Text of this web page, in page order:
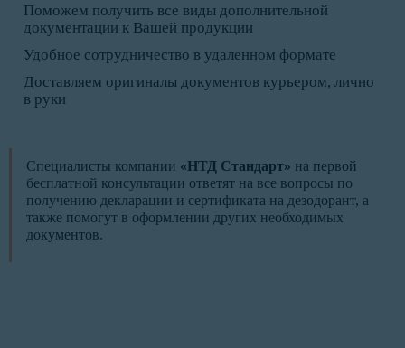
Поможем получить все виды дополнительной
документации к Вашей продукции
Удобное сотрудничество в удаленном формате
Доставляем оригиналы документов курьером, лично
в руки
Специалисты компании «НТД Стандарт» на первой
бесплатной консультации ответят на все вопросы по
получению декларации и сертификата на дезодорант, а
также помогут в оформлении других необходимых
документов.